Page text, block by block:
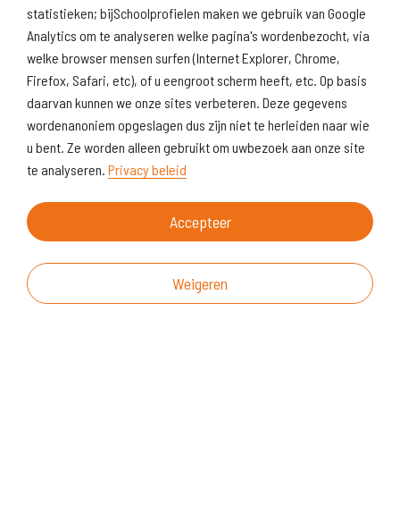
statistieken; bijSchoolprofielen maken we gebruik van Google
Analytics om te analyseren welke pagina's wordenbezocht, via
welke browser mensen surfen (Internet Explorer, Chrome,
Firefox, Safari, etc), of u eengroot scherm heeft, etc. Op basis
daarvan kunnen we onze sites verbeteren. Deze gegevens
wordenanoniem opgeslagen dus zijn niet te herleiden naar wie
u bent. Ze worden alleen gebruikt om uwbezoek aan onze site
te analyseren. Privacy beleid
Accepteer
Weigeren